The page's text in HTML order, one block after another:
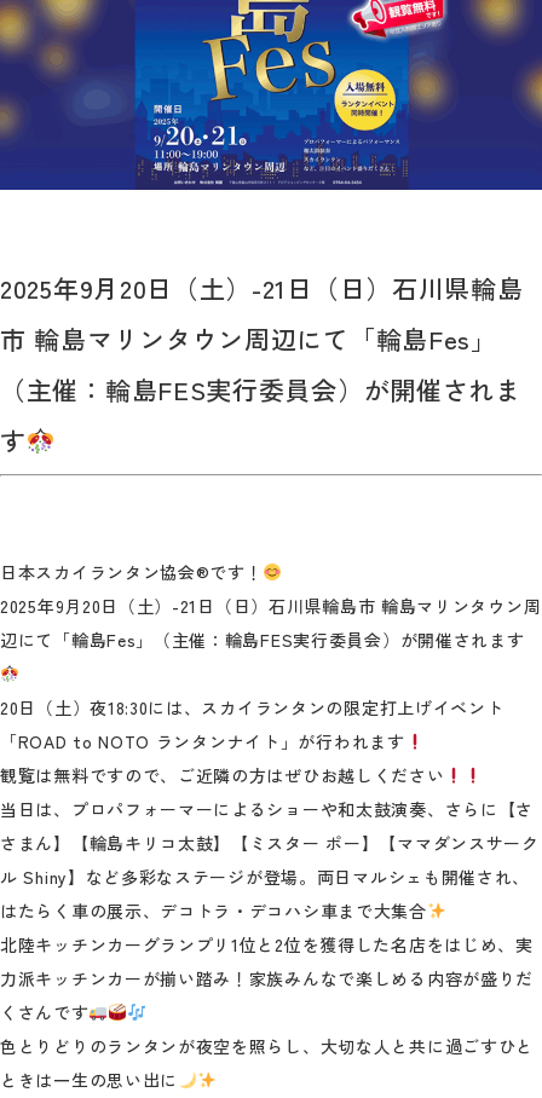
2025年9月20日（土）-21日（日）石川県輪島
市 輪島マリンタウン周辺にて「輪島Fes」
（主催：輪島FES実行委員会）が開催されま
す
日本スカイランタン協会®です！
2025年9月20日（土）-21日（日）石川県輪島市 輪島マリンタウン周
辺にて「輪島Fes」（主催：輪島FES実行委員会）が開催されます
20日（土）夜18:30には、スカイランタンの限定打上げイベント
「ROAD to NOTO ランタンナイト」が行われます
観覧は無料ですので、ご近隣の方はぜひお越しください
当日は、プロパフォーマーによるショーや和太鼓演奏、さらに【さ
さまん】【輪島キリコ太鼓】【ミスター ポー】【ママダンスサーク
ル Shiny】など多彩なステージが登場。両日マルシェも開催され、
はたらく車の展示、デコトラ・デコハシ車まで大集合
北陸キッチンカーグランプリ1位と2位を獲得した名店をはじめ、実
力派キッチンカーが揃い踏み！家族みんなで楽しめる内容が盛りだ
くさんです
色とりどりのランタンが夜空を照らし、大切な人と共に過ごすひと
ときは一生の思い出に